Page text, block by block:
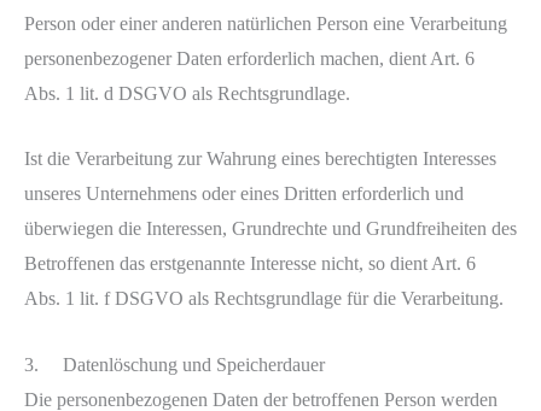
Person oder einer anderen natürlichen Person eine Verarbeitung
personenbezogener Daten erforderlich machen, dient Art. 6
Abs. 1 lit. d DSGVO als Rechtsgrundlage.
Ist die Verarbeitung zur Wahrung eines berechtigten Interesses
unseres Unternehmens oder eines Dritten erforderlich und
überwiegen die Interessen, Grundrechte und Grundfreiheiten des
Betroffenen das erstgenannte Interesse nicht, so dient Art. 6
Abs. 1 lit. f DSGVO als Rechtsgrundlage für die Verarbeitung.
3. Datenlöschung und Speicherdauer
Die personenbezogenen Daten der betroffenen Person werden